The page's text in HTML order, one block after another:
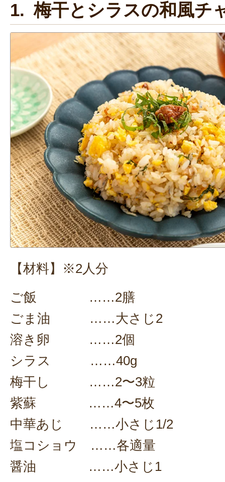
1. 梅干とシラスの和風チ
【材料】※2人分
ご飯 ……2膳
ごま油 ……大さじ2
溶き卵 ……2個
シラス ……40g
梅干し ……2〜3粒
紫蘇 ……4〜5枚
中華あじ ……小さじ1/2
塩コショウ ……各適量
醤油 ……小さじ1